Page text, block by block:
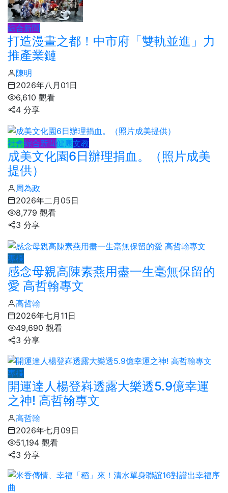
綜合新聞
打造漫畫之都！中市府「雙軌並進」力
推產業鏈
陳明
2026年八月01日
6,610 觀看
4 分享
社會綜合新聞健康文教
成美文化園6日辦理捐血。（照片成美
提供）
周為政
2026年二月05日
8,779 觀看
3 分享
專欄
感念母親高陳素燕用盡一生毫無保留的
愛 高哲翰專文
高哲翰
2026年七月11日
49,690 觀看
3 分享
專欄
開運達人楊登嵙透露大樂透5.9億幸運
之神! 高哲翰專文
高哲翰
2026年七月09日
51,194 觀看
3 分享